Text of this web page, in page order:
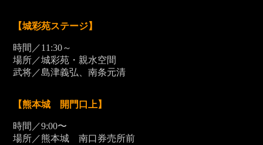
【城彩苑ステージ】
時間／11:30～
場所／城彩苑・親水空間
武将／島津義弘、南条元清
【熊本城 開門口上】
時間／9:00〜
場所／熊本城 南口券売所前